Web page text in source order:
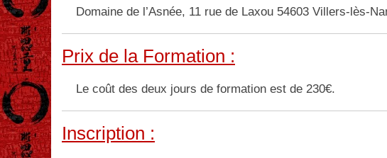
Domaine de l’Asnée, 11 rue de Laxou 54603 Villers-lès-
Prix de la Formation :
Le coût des deux jours de formation est de 230€.
Inscription :